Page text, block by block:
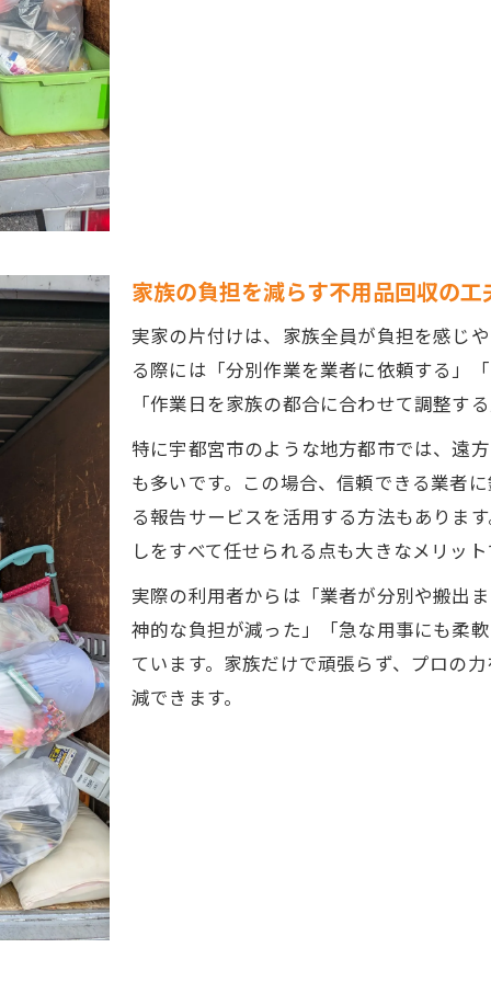
家族の負担を減らす不用品回収の工
実家の片付けは、家族全員が負担を感じ
る際には「分別作業を業者に依頼する」
「作業日を家族の都合に合わせて調整す
特に宇都宮市のような地方都市では、遠
も多いです。この場合、信頼できる業者
る報告サービスを活用する方法もありま
しをすべて任せられる点も大きなメリッ
実際の利用者からは「業者が分別や搬出
神的な負担が減った」「急な用事にも柔
ています。家族だけで頑張らず、プロの
減できます。